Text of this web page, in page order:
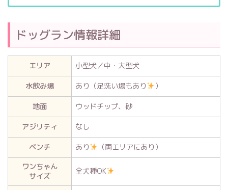
ドッグラン情報詳細
エリア
小型犬／中・大型犬
水飲み場
あり（足洗い場もあり
）
地面
ウッドチップ、砂
アジリティ
なし
ベンチ
あり
（両エリアにあり）
ワンちゃん
サイズ
全犬種OK